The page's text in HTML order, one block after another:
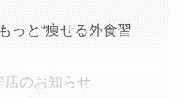
っと“痩せる外食習
店のお知らせ